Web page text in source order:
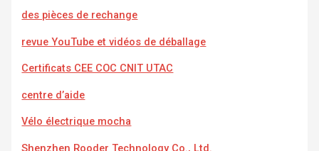
des pièces de rechange
revue YouTube et vidéos de déballage
Certificats CEE COC CNIT UTAC
centre d’aide
Vélo électrique mocha
Shenzhen Rooder Technology Co., Ltd.